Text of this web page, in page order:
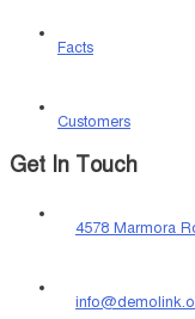
Facts
Customers
Get In Touch
4578 Marmora